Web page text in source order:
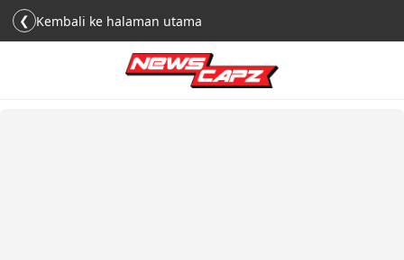
❮ Kembali ke halaman utama